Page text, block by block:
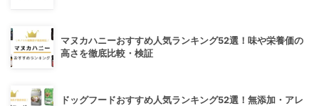
マヌカハニーおすすめ人気ランキング52選！味や栄養価の
高さを徹底比較・検証
ドッグフードおすすめ人気ランキング52選！無添加・アレ